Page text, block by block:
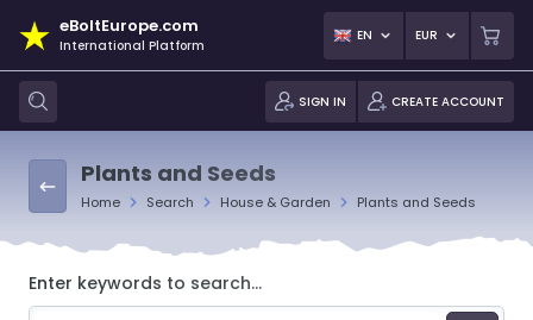
eBoltEurope.com
International Platform
EN EUR
SIGN IN CREATE ACCOUNT
Plants and Seeds
Home Search House & Garden Plants and Seeds
Enter keywords to search...